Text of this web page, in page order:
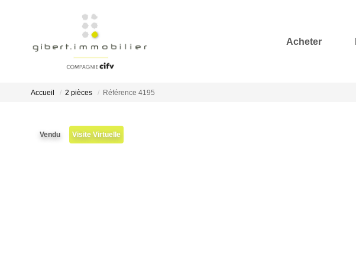
Acheter
Accueil 2 pièces Référence 4195
Vendu Visite Virtuelle